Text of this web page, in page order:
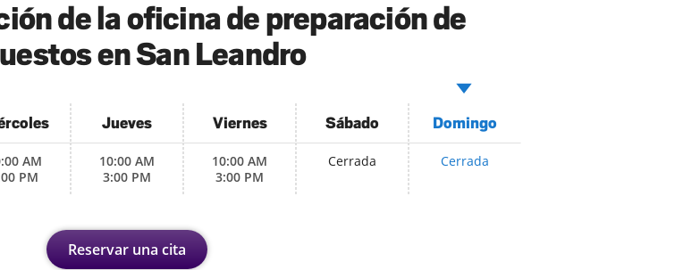
de la oficina de preparación de
en San Leandro
AM
PM
Jueves
10:00 AM
3:00 PM
Viernes
10:00 AM
3:00 PM
Sábado
Cerrada
Domingo
Cerrada
Reservar una cita